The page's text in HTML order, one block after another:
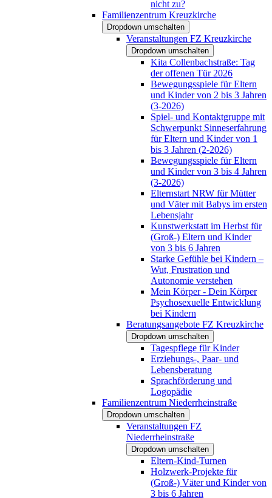
nicht zu?
Familienzentrum Kreuzkirche
Dropdown umschalten
Veranstaltungen FZ Kreuzkirche
Dropdown umschalten
Kita Collenbachstraße: Tag
der offenen Tür 2026
Bewegungsspiele für Eltern
und Kinder von 2 bis 3 Jahren
(3-2026)
Spiel- und Kontaktgruppe mit
Schwerpunkt Sinneserfahrung
für Eltern und Kinder von 1
bis 3 Jahren (2-2026)
Bewegungsspiele für Eltern
und Kinder von 3 bis 4 Jahren
(3-2026)
Elternstart NRW für Mütter
und Väter mit Babys im ersten
Lebensjahr
Kunstwerkstatt im Herbst für
(Groß-) Eltern und Kinder
von 3 bis 6 Jahren
Starke Gefühle bei Kindern –
Wut, Frustration und
Autonomie verstehen
Mein Körper - Dein Körper
Psychosexuelle Entwicklung
bei Kindern
Beratungsangebote FZ Kreuzkirche
Dropdown umschalten
Tagespflege für Kinder
Erziehungs-, Paar- und
Lebensberatung
Sprachförderung und
Logopädie
Familienzentrum Niederrheinstraße
Dropdown umschalten
Veranstaltungen FZ
Niederrheinstraße
Dropdown umschalten
Eltern-Kind-Turnen
Holzwerk-Projekte für
(Groß-) Väter und Kinder von
3 bis 6 Jahren